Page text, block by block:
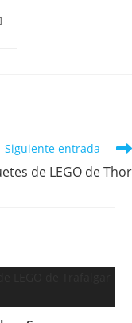
Siguiente entrada
de LEGO de Thor